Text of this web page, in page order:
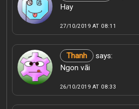
Hay
27/10/2019 AT 08:11
Thanh
says:
Ngon vãi
26/10/2019 AT 08:33